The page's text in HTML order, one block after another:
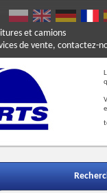
et camions
de vente, contactez-